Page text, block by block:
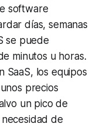
software
días, semanas
se puede
minutos u horas.
SaaS, los equipos
precios
un pico de
de